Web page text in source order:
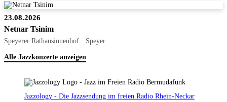
23.08.2026
Netnar Tsinim
Speyerer Rathausinnenhof · Speyer
Alle Jazzkonzerte anzeigen
Jazzology - Die Jazzsendung im freien Radio Rhein-Neckar